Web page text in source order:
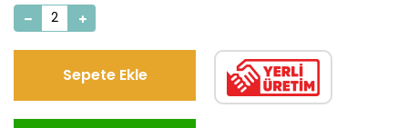
Sepete Ekle